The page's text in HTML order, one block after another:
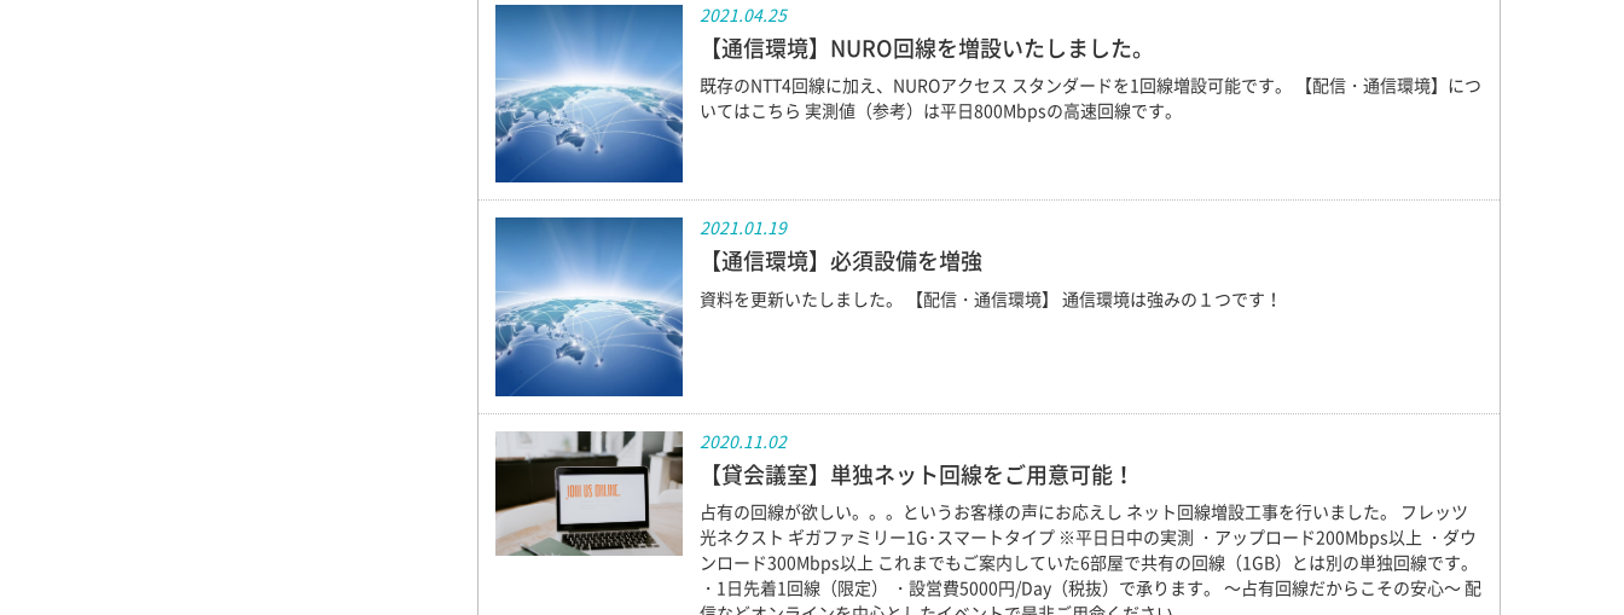
2021.04.25
【通信環境】NURO回線を増設いたしました。
既存のNTT4回線に加え、NUROアクセス スタンダードを1回線増設可能です。 【配信・通信環境】につ
いてはこちら 実測値（参考）は平日800Mbpsの高速回線です。
2021.01.19
【通信環境】必須設備を増強
資料を更新いたしました。 【配信・通信環境】 通信環境は強みの１つです！
2020.11.02
【貸会議室】単独ネット回線をご用意可能！
占有の回線が欲しい。。。というお客様の声にお応えし ネット回線増設工事を行いました。 フレッツ
光ネクスト ギガファミリー1G･スマートタイプ ※平日日中の実測 ・アップロード200Mbps以上 ・ダウ
ンロード300Mbps以上 これまでもご案内していた6部屋で共有の回線（1GB）とは別の単独回線です。
・1日先着1回線（限定） ・設営費5000円/Day（税抜）で承ります。 ～占有回線だからこその安心～ 配